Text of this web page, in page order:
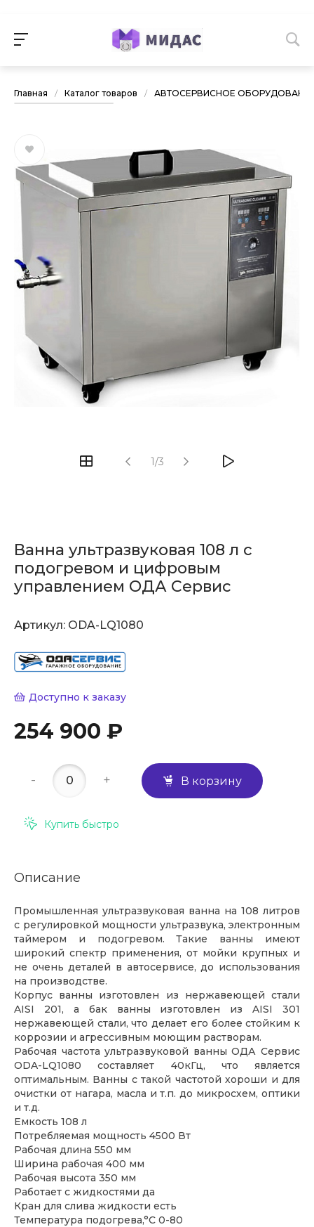
Главная / Каталог товаров / АВТОСЕРВИСНОЕ
1/3
Ванна ультразвуковая 108 л с
подогревом и цифровым
управлением ОДА Сервис
Артикул: ODA-LQ1080
Доступно к заказу
254 900 ₽
- + В корзину
Купить быстро
Описание
Промышленная ультразвуковая ванна на 108 литров
с регулировкой мощности ультразвука, электронным
таймером и подогревом. Такие ванны имеют
широкий спектр применения, от мойки крупных и
не очень деталей в автосервисе, до использования
на производстве.
Корпус ванны изготовлен из нержавеющей стали
AISI 201, а бак ванны изготовлен из AISI 301
нержавеющей стали, что делает его более стойким к
коррозии и агрессивным моющим растворам.
Рабочая частота ультразвуковой ванны ОДА Сервис
ODA-LQ1080 составляет 40кГц, что является
оптимальным. Ванны с такой частотой хороши и для
очистки от нагара, масла и т.п. до микросхем, оптики
и т.д.
Емкость 108 л
Потребляемая мощность 4500 Вт
Рабочая длина 550 мм
Ширина рабочая 400 мм
Рабочая высота 350 мм
Работает с жидкостями да
Кран для слива жидкости есть
Температура подогрева,°C 0-80